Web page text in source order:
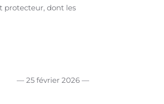
protecteur, dont les
— 25 février 2026 —